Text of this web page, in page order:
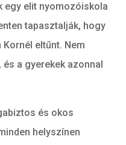
egy elit nyomozóiskola
tapasztalják, hogy
Kornél eltűnt. Nem
a gyerekek azonnal
és okos
helyszínen